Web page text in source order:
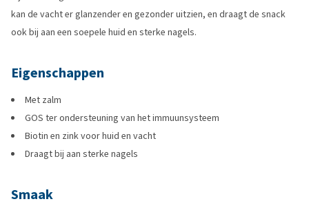
kan de vacht er glanzender en gezonder uitzien, en draagt de snack
ook bij aan een soepele huid en sterke nagels.
Eigenschappen
Met zalm
GOS ter ondersteuning van het immuunsysteem
Biotin en zink voor huid en vacht
Draagt bij aan sterke nagels
Smaak